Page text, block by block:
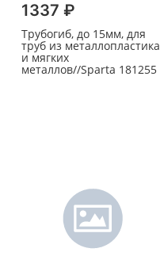
1337 ₽
Трубогиб, до 15мм, для
труб из металлопластика
и мягких
металлов//Sparta 181255